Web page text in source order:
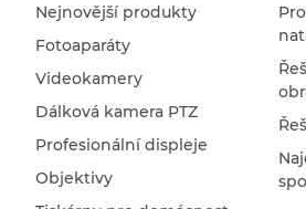
Nejnovější produkty
Fotoaparáty
Videokamery
Dálková kamera PTZ
Profesionální displeje
Objektivy